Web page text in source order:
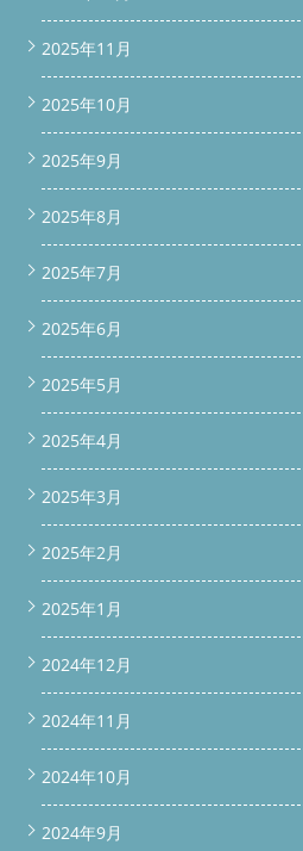
2025年11月
2025年10月
2025年9月
2025年8月
2025年7月
2025年6月
2025年5月
2025年4月
2025年3月
2025年2月
2025年1月
2024年12月
2024年11月
2024年10月
2024年9月